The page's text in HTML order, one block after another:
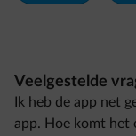
Veelgestelde
Ik heb de app net
app. Hoe komt het